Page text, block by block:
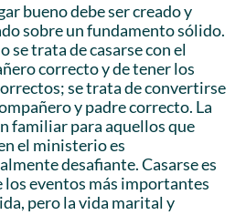
bueno debe ser creado y
sobre un fundamento sólido.
se trata de casarse con el
correcto y de tener los
se trata de convertirse
y padre correcto. La
familiar para aquellos que
el ministerio es
desafiante. Casarse es
los eventos más importantes
pero la vida marital y